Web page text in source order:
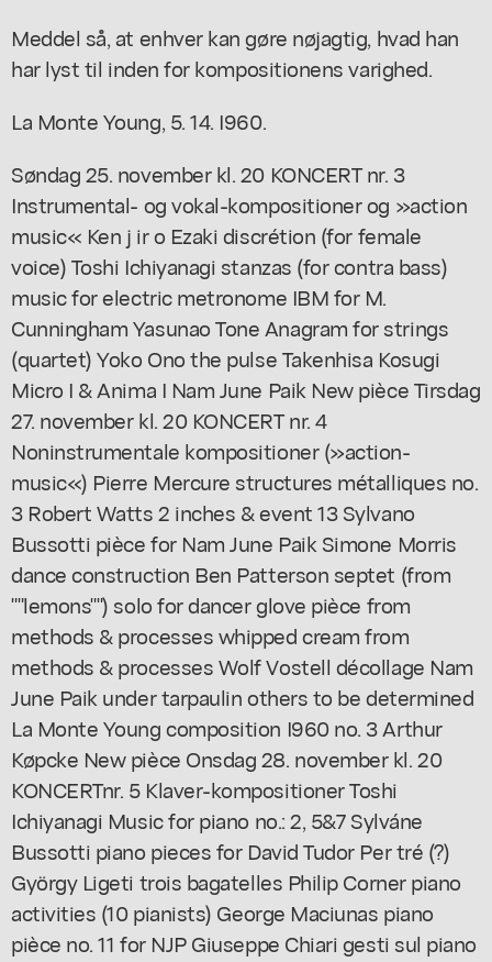
Meddel så, at enhver kan gøre nøjagtig, hvad han
har lyst til inden for kompositionens varighed.
La Monte Young, 5. 14. I960.
Søndag 25. november kl. 20 KONCERT nr. 3
Instrumental- og vokal-kompositioner og »action
music« Ken j ir o Ezaki discrétion (for female
voice) Toshi Ichiyanagi stanzas (for contra bass)
music for electric metronome IBM for M.
Cunningham Yasunao Tone Anagram for strings
(quartet) Yoko Ono the pulse Takenhisa Kosugi
Micro I & Anima I Nam June Paik New pièce Tirsdag
27. november kl. 20 KONCERT nr. 4
Noninstrumentale kompositioner (»action-
music«) Pierre Mercure structures métalliques no.
3 Robert Watts 2 inches & event 13 Sylvano
Bussotti pièce for Nam June Paik Simone Morris
dance construction Ben Patterson septet (from
""lemons"") solo for dancer glove pièce from
methods & processes whipped cream from
methods & processes Wolf Vostell décollage Nam
June Paik under tarpaulin others to be determined
La Monte Young composition I960 no. 3 Arthur
Køpcke New pièce Onsdag 28. november kl. 20
KONCERTnr. 5 Klaver-kompositioner Toshi
Ichiyanagi Music for piano no.: 2, 5&7 Sylváne
Bussotti piano pieces for David Tudor Per tré (?)
György Ligeti trois bagatelles Philip Corner piano
activities (10 pianists) George Maciunas piano
pièce no. 11 for NJP Giuseppe Chiari gesti sul piano